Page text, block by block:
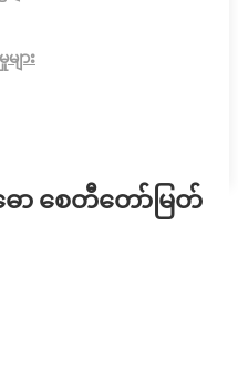
ျား
ော စေတီတော်မြတ်